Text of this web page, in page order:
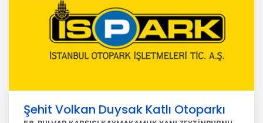
Şehit Volkan Duysak Katlı Otoparkı